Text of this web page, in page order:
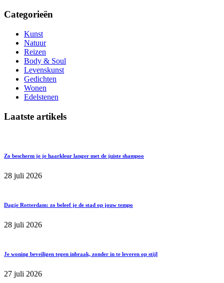
Categorieën
Kunst
Natuur
Reizen
Body & Soul
Levenskunst
Gedichten
Wonen
Edelstenen
Laatste artikels
Zo bescherm je je haarkleur langer met de juiste shampoo
28 juli 2026
Dagje Rotterdam: zo beleef je de stad op jouw tempo
28 juli 2026
Je woning beveiligen tegen inbraak, zonder in te leveren op stijl
27 juli 2026